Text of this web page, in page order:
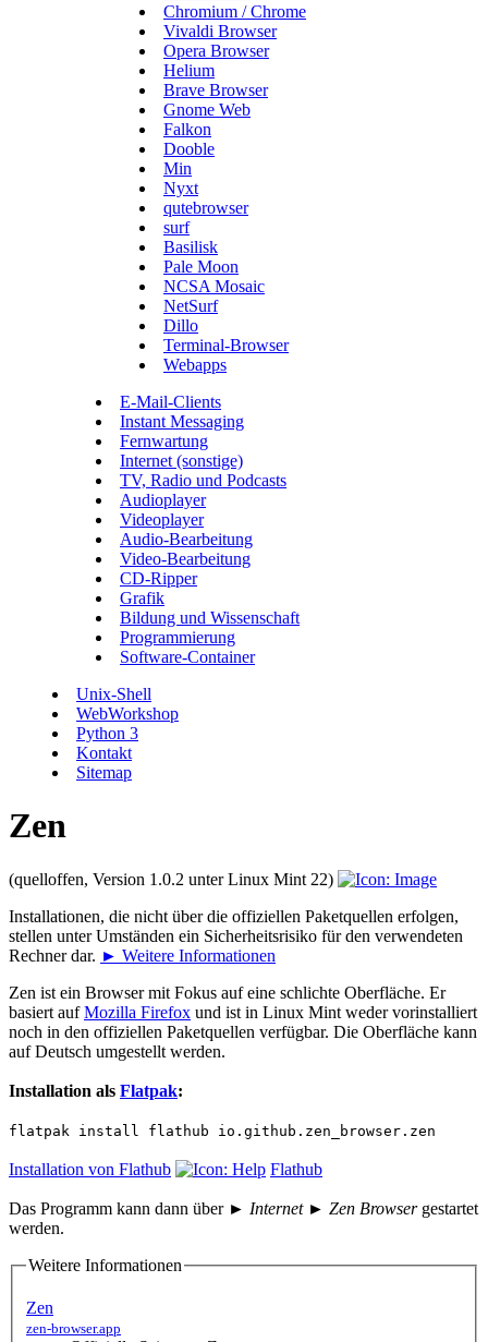
Chromium / Chrome
Vivaldi Browser
Opera Browser
Helium
Brave Browser
Gnome Web
Falkon
Dooble
Min
Nyxt
qutebrowser
surf
Basilisk
Pale Moon
NCSA Mosaic
NetSurf
Dillo
Terminal-Browser
Webapps
E-Mail-Clients
Instant Messaging
Fernwartung
Internet (sonstige)
TV, Radio und Podcasts
Audioplayer
Videoplayer
Audio-Bearbeitung
Video-Bearbeitung
CD-Ripper
Grafik
Bildung und Wissenschaft
Programmierung
Software-Container
Unix-Shell
WebWorkshop
Python 3
Kontakt
Sitemap
Zen
(quelloffen, Version 1.0.2 unter Linux Mint 22)
Installationen, die nicht über die offiziellen Paketquellen erfolgen,
stellen unter Umständen ein Sicherheitsrisiko für den verwendeten
Rechner dar. ► Weitere Informationen
Zen ist ein Browser mit Fokus auf eine schlichte Oberfläche. Er
basiert aufMozilla Firefox und ist in Linux Mint weder vorinstalliert
noch in den offiziellen Paketquellen verfügbar. Die Oberfläche kann
auf Deutsch umgestellt werden.
Installation als Flatpak:
flatpak install flathub io.github.zen_browser.zen
Installation von Flathub Flathub
Das Programm kann dann über ► Internet ► Zen Browsergestartet
werden.
Weitere Informationen
Zen
zen-browser.app